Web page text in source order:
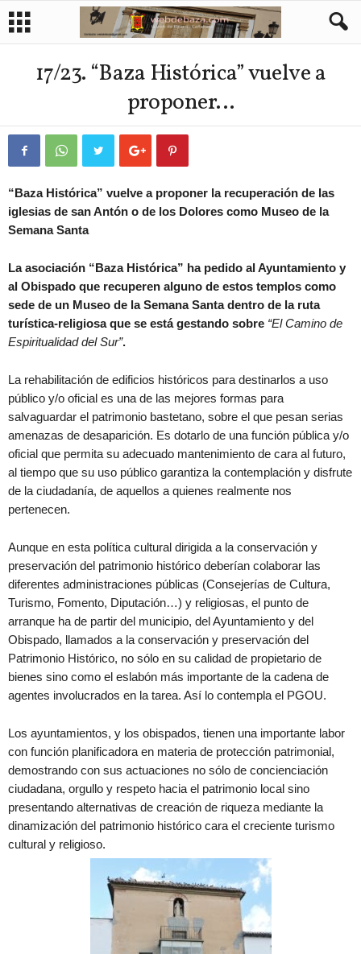
17/23. “Baza Histórica” vuelve a
proponer…
“Baza Histórica” vuelve a proponer la recuperación de las
iglesias de san Antón o de los Dolores como Museo de la
Semana Santa
La asociación “Baza Histórica” ha pedido al Ayuntamiento y
al Obispado que recuperen alguno de estos templos como
sede de un Museo de la Semana Santa dentro de la ruta
turística-religiosa que se está gestando sobre “El Camino de
Espiritualidad del Sur”.
La rehabilitación de edificios históricos para destinarlos a uso
público y/o oficial es una de las mejores formas para
salvaguardar el patrimonio bastetano, sobre el que pesan serias
amenazas de desaparición. Es dotarlo de una función pública y/o
oficial que permita su adecuado mantenimiento de cara al futuro,
al tiempo que su uso público garantiza la contemplación y disfrute
de la ciudadanía, de aquellos a quienes realmente nos
pertenecen.
Aunque en esta política cultural dirigida a la conservación y
preservación del patrimonio histórico deberían colaborar las
diferentes administraciones públicas (Consejerías de Cultura,
Turismo, Fomento, Diputación…) y religiosas, el punto de
arranque ha de partir del municipio, del Ayuntamiento y del
Obispado, llamados a la conservación y preservación del
Patrimonio Histórico, no sólo en su calidad de propietario de
bienes sino como el eslabón más importante de la cadena de
agentes involucrados en la tarea. Así lo contempla el PGOU.
Los ayuntamientos, y los obispados, tienen una importante labor
con función planificadora en materia de protección patrimonial,
demostrando con sus actuaciones no sólo de concienciación
ciudadana, orgullo y respeto hacia el patrimonio local sino
presentando alternativas de creación de riqueza mediante la
dinamización del patrimonio histórico cara el creciente turismo
cultural y religioso.